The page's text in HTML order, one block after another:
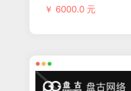
￥ 6000.0 元